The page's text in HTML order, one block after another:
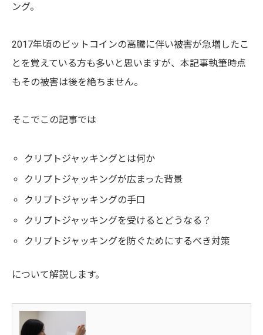
ング。
2017年頃のビットコインの高騰に伴い被害が急増したこ
とを覚えている方も多いと思いますが、本記事執筆時点
もその被害は後を絶ちません。
そこでこの記事では
クリプトジャッキングとは何か
クリプトジャッキングが広まった背景
クリプトジャッキングの手口
クリプトジャッキングを受けるとどうなる？
クリプトジャッキングを防ぐためにするべき対策
について解説します。